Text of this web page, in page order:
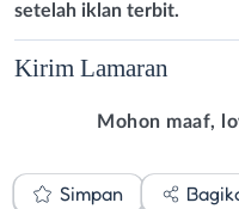
setelah iklan terbit.
Kirim Lamaran
Mohon maaf,
Simpan